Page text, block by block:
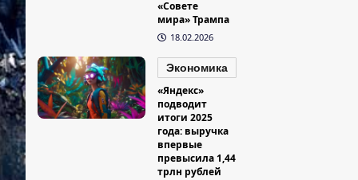
«Совете
мира» Трампа
18.02.2026
Экономика
«Яндекс»
подводит
итоги 2025
года: выручка
впервые
превысила 1,44
трлн рублей